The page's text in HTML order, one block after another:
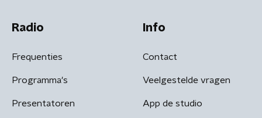
Radio
Frequenties
Programma's
Presentatoren
Info
Contact
Veelgestelde vragen
App de studio